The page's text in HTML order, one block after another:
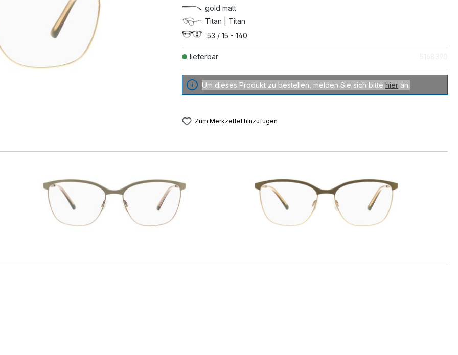
lieferbar
gold matt
Titan | Titan
53 / 15 - 140
Um dieses Produkt zu bestellen, melden Sie sich bitte hier an.
Zum Merkzettel hinzufügen